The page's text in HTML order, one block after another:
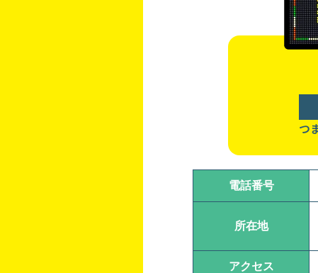
つ
電話番号
所在地
アクセス